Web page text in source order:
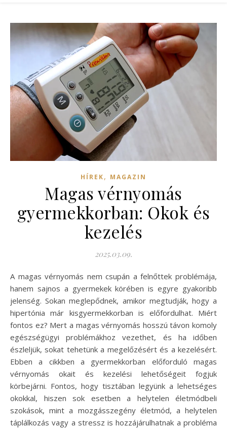
HÍREK, MAGAZIN
Magas vérnyomás
gyermekkorban: Okok és
kezelés
2025.03.09.
A magas vérnyomás nem csupán a felnőttek problémája,
hanem sajnos a gyermekek körében is egyre gyakoribb
jelenség. Sokan meglepődnek, amikor megtudják, hogy a
hipertónia már kisgyermekkorban is előfordulhat. Miért
fontos ez? Mert a magas vérnyomás hosszú távon komoly
egészségügyi problémákhoz vezethet, és ha időben
észleljük, sokat tehetünk a megelőzésért és a kezelésért.
Ebben a cikkben a gyermekkorban előforduló magas
vérnyomás okait és kezelési lehetőségeit fogjuk
körbejárni. Fontos, hogy tisztában legyünk a lehetséges
okokkal, hiszen sok esetben a helytelen életmódbeli
szokások, mint a mozgásszegény életmód, a helytelen
táplálkozás vagy a stressz is hozzájárulhatnak a probléma